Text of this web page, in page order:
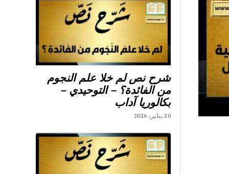
شرح نص لم خلا علم النجوم
من الفائدة؟ – التوحيدي –
بكالوريا آداب
20 يناير، 2026